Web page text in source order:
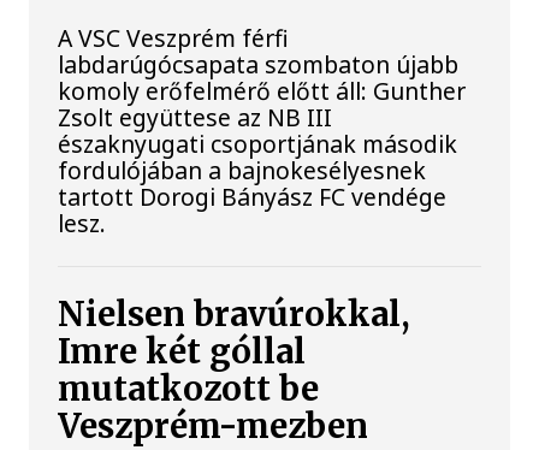
A VSC Veszprém férfi
labdarúgócsapata szombaton újabb
komoly erőfelmérő előtt áll: Gunther
Zsolt együttese az NB III
északnyugati csoportjának második
fordulójában a bajnokesélyesnek
tartott Dorogi Bányász FC vendége
lesz.
Nielsen bravúrokkal,
Imre két góllal
mutatkozott be
Veszprém-mezben